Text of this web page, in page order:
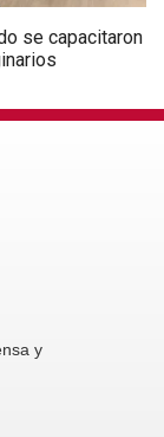
se capacitaron
y